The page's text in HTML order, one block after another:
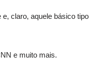
e, claro, aquele básico tipo
e muito mais.